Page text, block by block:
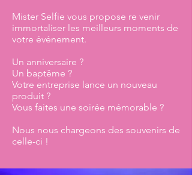
Mister Selfie vous propose re venir
immortaliser les meilleurs moments de
votre événement.
Un anniversaire ?
Un baptême ?
Votre entreprise lance un nouveau
produit ?
Vous faites une soirée mémorable ?
Nous nous chargeons des souvenirs de
celle-ci !